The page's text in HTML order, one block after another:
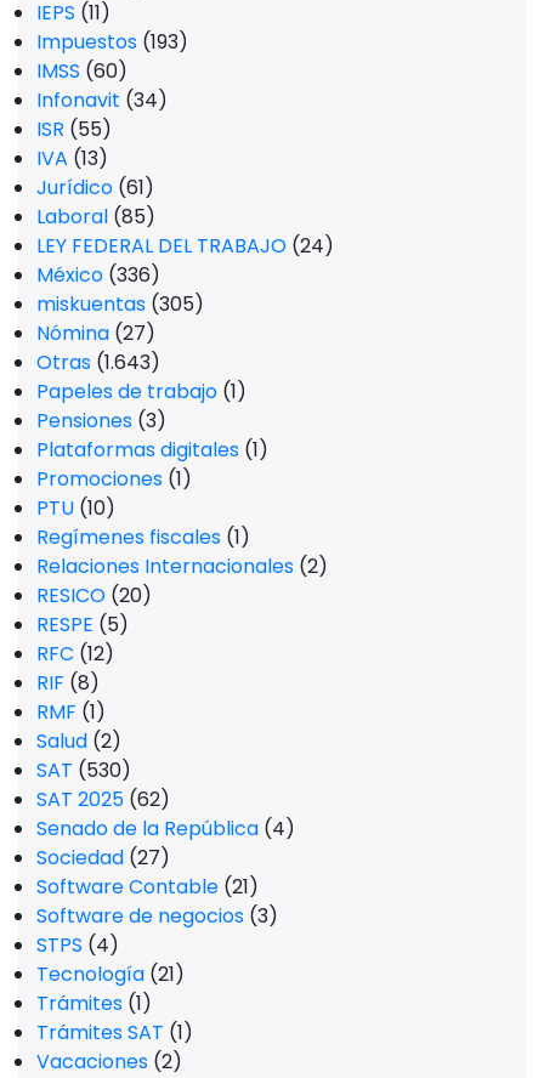
IEPS (11)
Impuestos (193)
IMSS (60)
Infonavit (34)
ISR (55)
IVA (13)
Jurídico (61)
Laboral (85)
LEY FEDERAL DEL TRABAJO (24)
México (336)
miskuentas (305)
Nómina (27)
Otras (1.643)
Papeles de trabajo (1)
Pensiones (3)
Plataformas digitales (1)
Promociones (1)
PTU (10)
Regímenes fiscales (1)
Relaciones Internacionales (2)
RESICO (20)
RESPE (5)
RFC (12)
RIF (8)
RMF (1)
Salud (2)
SAT (530)
SAT 2025 (62)
Senado de la República (4)
Sociedad (27)
Software Contable (21)
Software de negocios (3)
STPS (4)
Tecnología (21)
Trámites (1)
Trámites SAT (1)
Vacaciones (2)